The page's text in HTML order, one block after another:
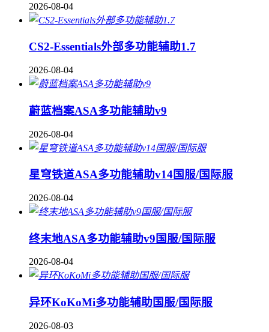
2026-08-04
CS2-Essentials外部多功能辅助1.7
2026-08-04
蔚蓝档案ASA多功能辅助v9
2026-08-04
星穹铁道ASA多功能辅助v14国服/国际服
2026-08-04
终末地ASA多功能辅助v9国服/国际服
2026-08-04
异环KoKoMi多功能辅助国服/国际服
2026-08-03